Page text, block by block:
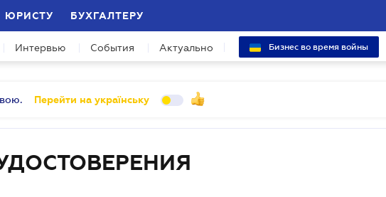
ЮРИСТУ БУХГАЛТЕРУ
Интервью События Актуально Бизнес во время войны
Перейти на українську